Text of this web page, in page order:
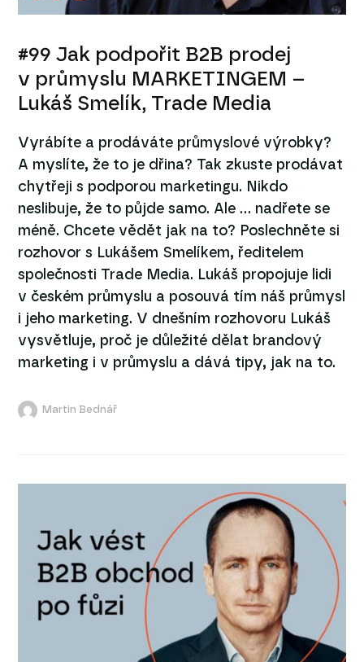
#99 Jak podpořit B2B prodej
v průmyslu MARKETINGEM –
Lukáš Smelík, Trade Media
Vyrábíte a prodáváte průmyslové výrobky?
A myslíte, že to je dřina? Tak zkuste prodávat
chytřeji s podporou marketingu. Nikdo
neslibuje, že to půjde samo. Ale … nadřete se
méně. Chcete vědět jak na to? Poslechněte si
rozhovor s Lukášem Smelíkem, ředitelem
společnosti Trade Media. Lukáš propojuje lidi
v českém průmyslu a posouvá tím náš průmysl
i jeho marketing. V dnešním rozhovoru Lukáš
vysvětluje, proč je důležité dělat brandový
marketing i v průmyslu a dává tipy, jak na to.
Martin Bednář